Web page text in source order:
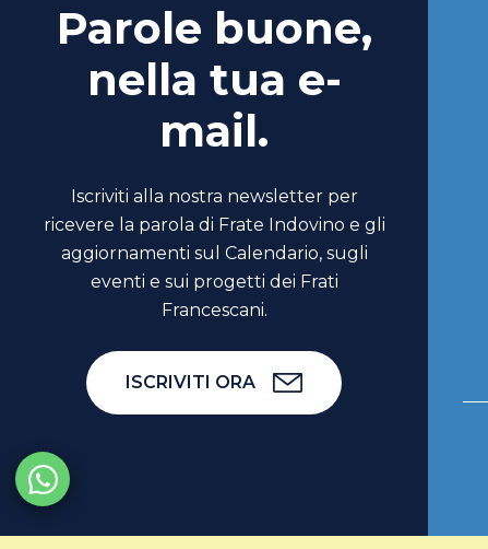
Parole buone,
nella tua e-
mail.
Iscriviti alla nostra newsletter per
ricevere la parola di Frate Indovino e gli
aggiornamenti sul Calendario, sugli
eventi e sui progetti dei Frati
Francescani.
ISCRIVITI ORA